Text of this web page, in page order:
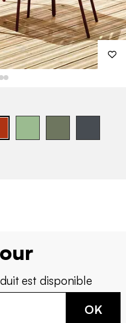
est disponible
OK